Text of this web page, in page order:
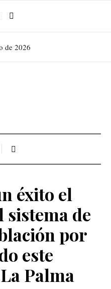
de 2026
éxito el
de
por
este
Palma